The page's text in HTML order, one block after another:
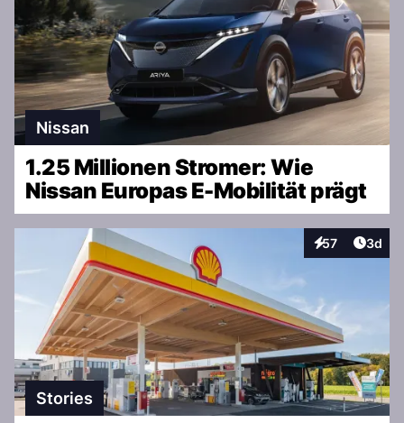
Nissan
1.25 Millionen Stromer: Wie
Nissan Europas E-Mobilität prägt
57
Interaktionen
3d
Stories